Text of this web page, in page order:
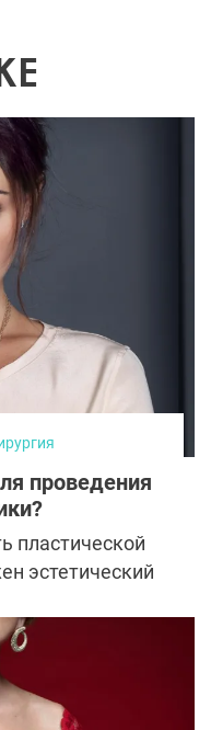
проведения
пластической
эстетический
хирург
внешность и
образ, а какой
от лица. В